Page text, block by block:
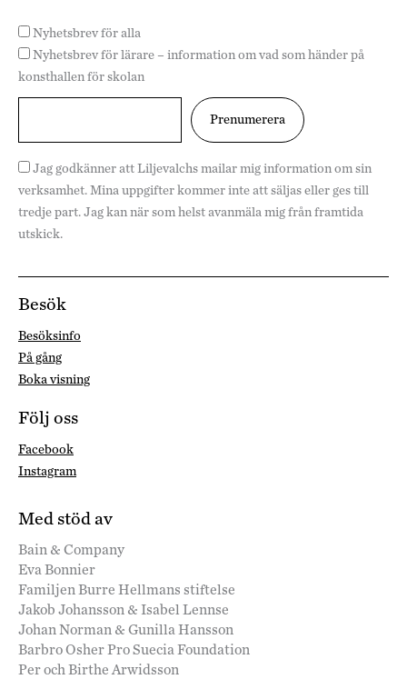
Nyhetsbrev för alla
Nyhetsbrev för lärare – information om vad som händer på
konsthallen för skolan
Jag godkänner att Liljevalchs mailar mig information om sin
verksamhet. Mina uppgifter kommer inte att säljas eller ges till
tredje part. Jag kan när som helst avanmäla mig från framtida
utskick.
Besök
Besöksinfo
På gång
Boka visning
Följ oss
Facebook
Instagram
Med stöd av
Bain & Company
Eva Bonnier
Familjen Burre Hellmans stiftelse
Jakob Johansson & Isabel Lennse
Johan Norman & Gunilla Hansson
Barbro Osher Pro Suecia Foundation
Per och Birthe Arwidsson